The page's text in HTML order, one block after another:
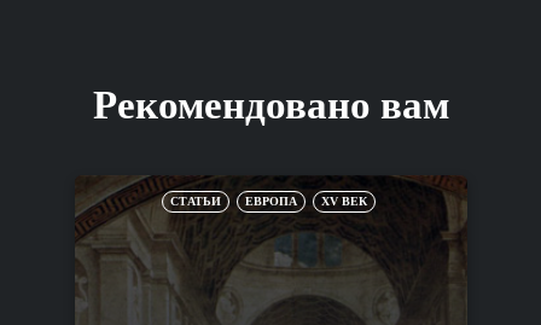
Рекомендовано вам
СТАТЬИ ЕВРОПА XV ВЕК